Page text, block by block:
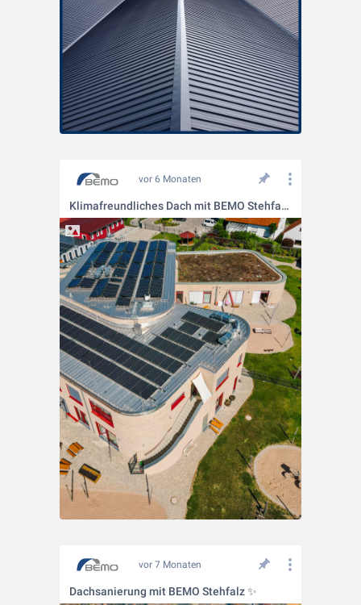
vor 6 Monaten
Klimafreundliches Dach mit BEMO Stehfalz ☀️
vor 7 Monaten
Dachsanierung mit BEMO Stehfalz ✨